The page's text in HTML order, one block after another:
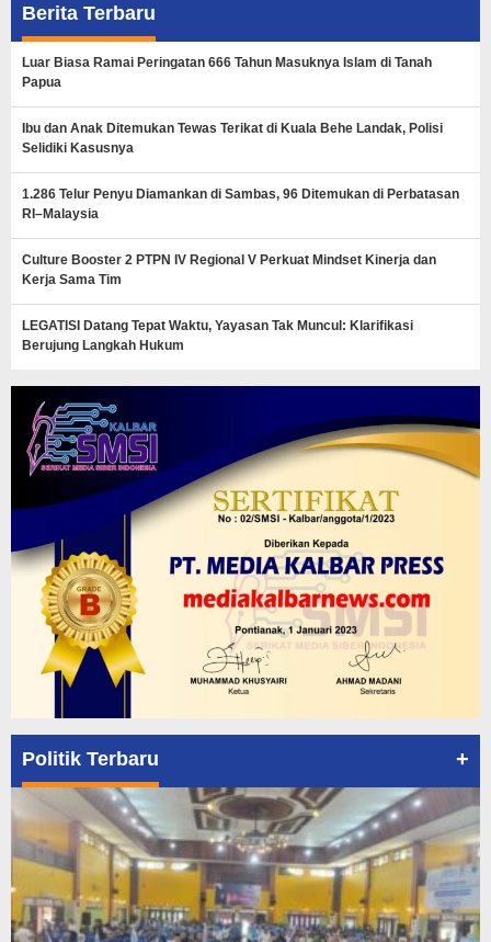
Berita Terbaru
Luar Biasa Ramai Peringatan 666 Tahun Masuknya Islam di Tanah
Papua
Ibu dan Anak Ditemukan Tewas Terikat di Kuala Behe Landak, Polisi
Selidiki Kasusnya
1.286 Telur Penyu Diamankan di Sambas, 96 Ditemukan di Perbatasan
RI–Malaysia
Culture Booster 2 PTPN IV Regional V Perkuat Mindset Kinerja dan
Kerja Sama Tim
LEGATISI Datang Tepat Waktu, Yayasan Tak Muncul: Klarifikasi
Berujung Langkah Hukum
Politik Terbaru +